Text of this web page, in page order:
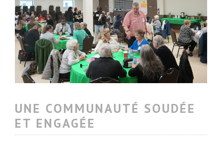
UNE COMMUNAUTÉ SOUDÉE
ET ENGAGÉE